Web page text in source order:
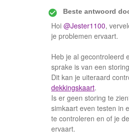
Beste antwoord
Hoi @Jester1100,
je problemen ervaart.
Heb je al gecontroleerd
sprake is van een
Dit kan je uiteraard
dekkingskaart.
Is er geen storing te
simkaart even testen in
te controleren en of je
ervaart.